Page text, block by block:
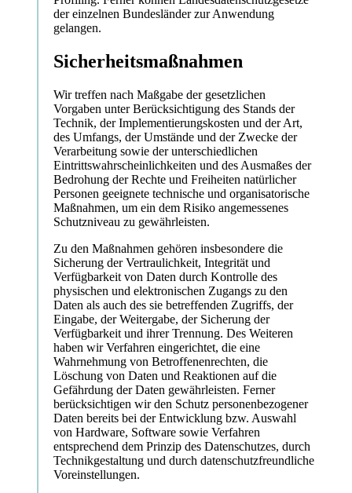
der einzelnen Bundesländer zur Anwendung
gelangen.
Sicherheitsmaßnahmen
Wir treffen nach Maßgabe der gesetzlichen
Vorgaben unter Berücksichtigung des Stands der
Technik, der Implementierungskosten und der Art,
des Umfangs, der Umstände und der Zwecke der
Verarbeitung sowie der unterschiedlichen
Eintrittswahrscheinlichkeiten und des Ausmaßes der
Bedrohung der Rechte und Freiheiten natürlicher
Personen geeignete technische und organisatorische
Maßnahmen, um ein dem Risiko angemessenes
Schutzniveau zu gewährleisten.
Zu den Maßnahmen gehören insbesondere die
Sicherung der Vertraulichkeit, Integrität und
Verfügbarkeit von Daten durch Kontrolle des
physischen und elektronischen Zugangs zu den
Daten als auch des sie betreffenden Zugriffs, der
Eingabe, der Weitergabe, der Sicherung der
Verfügbarkeit und ihrer Trennung. Des Weiteren
haben wir Verfahren eingerichtet, die eine
Wahrnehmung von Betroffenenrechten, die
Löschung von Daten und Reaktionen auf die
Gefährdung der Daten gewährleisten. Ferner
berücksichtigen wir den Schutz personenbezogener
Daten bereits bei der Entwicklung bzw. Auswahl
von Hardware, Software sowie Verfahren
entsprechend dem Prinzip des Datenschutzes, durch
Technikgestaltung und durch datenschutzfreundliche
Voreinstellungen.